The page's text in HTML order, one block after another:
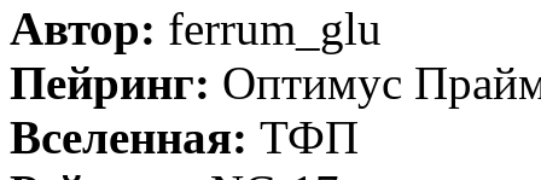
Автор: ferrum_glu
Пейринг: Оптимус
Вселенная: ТФП